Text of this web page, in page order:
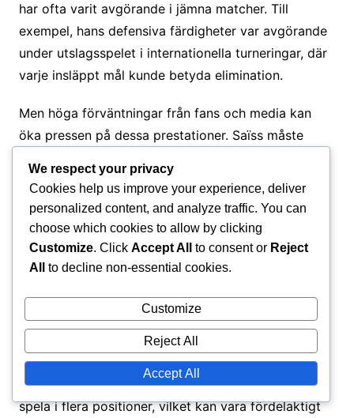
har ofta varit avgörande i jämna matcher. Till
exempel, hans defensiva färdigheter var avgörande
under utslagsspelet i internationella turneringar, där
varje insläppt mål kunde betyda elimination.
Men höga förväntningar från fans och media kan
öka pressen på dessa prestationer. Saïss måste
vilket kan vara både motiverande och skrämmande.
Balansen mellan personlig prestation och lagets
framgång är en konstant utmaning i situationer med
hög insats.
Taktiska justeringar
Att anpassa sig till olika taktiska uppställningar är
avgörande för Saïss, särskilt när han möter olika
motståndare. Hans mångsidighet gör att han kan
spela i flera positioner, vilket kan vara fördelaktigt
We respect your privacy
Cookies help us improve your experience, deliver
personalized content, and analyze traffic. You can
choose which cookies to allow by clicking
Customize. Click Accept All to consent or Reject
All
to decline non-essential cookies.
Customize
Reject All
Accept All